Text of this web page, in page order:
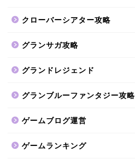
クローバーシアター攻略
グランサガ攻略
グランドレジェンド
グランブルーファンタジー攻略
ゲームブログ運営
ゲームランキング